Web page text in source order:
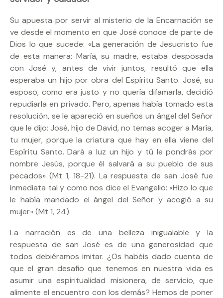
Su apuesta por servir al misterio de la Encarnación se
ve desde el momento en que José conoce de parte de
Dios lo que sucede: «La generación de Jesucristo fue
de esta manera: María, su madre, estaba desposada
con José y, antes de vivir juntos, resultó que ella
esperaba un hijo por obra del Espíritu Santo. José, su
esposo, como era justo y no quería difamarla, decidió
repudiarla en privado. Pero, apenas había tomado esta
resolución, se le apareció en sueños un ángel del Señor
que le dijo: José, hijo de David, no temas acoger a María,
tu mujer, porque la criatura que hay en ella viene del
Espíritu Santo. Dará a luz un hijo y tú le pondrás por
nombre Jesús, porque él salvará a su pueblo de sus
pecados» (Mt 1, 18-21). La respuesta de san José fue
inmediata tal y como nos dice el Evangelio: «Hizo lo que
le había mandado el ángel del Señor y acogió a su
mujer» (Mt 1, 24).
La narración es de una belleza inigualable y la
respuesta de san José es de una generosidad que
todos debiéramos imitar. ¿Os habéis dado cuenta de
que el gran desafío que tenemos en nuestra vida es
asumir una espiritualidad misionera, de servicio, que
alimente el encuentro con los demás? Hemos de poner